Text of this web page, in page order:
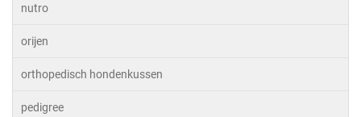
nutro
orijen
orthopedisch hondenkussen
pedigree